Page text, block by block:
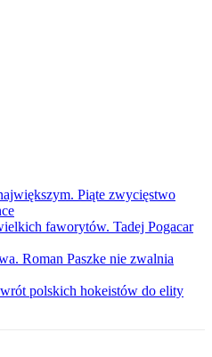
Piąte zwycięstwo
faworytów. Tadej Pogacar
Roman Paszke nie zwalnia
polskich hokeistów do elity